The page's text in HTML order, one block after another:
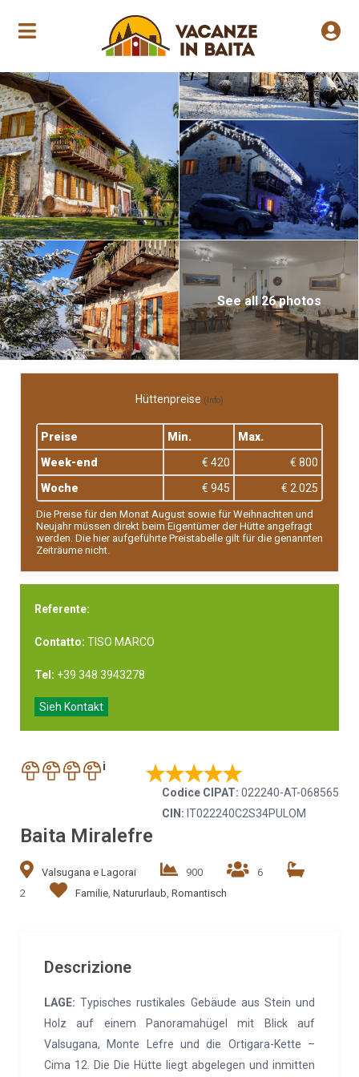
Jährliche Eröffnung
See all 26 photos
Hüttenpreise (Info)
Preise Min.
Max.
Week-end
€ 420
€ 800
Woche
€ 945 € 2.025
Die Preise für den Monat August sowie für Weihnachten und
Neujahr müssen direkt beim Eigentümer der Hütte angefragt
werden. Die hier aufgeführte Preistabelle gilt für die genannten
Zeiträume nicht.
Referente:
Contatto: TISO MARCO
Tel: +39 348 3943278
Sieh Kontakt
i
Codice CIPAT: 022240-AT-068565
CIN: IT022240C2S34PULOM
Baita Miralefre
Valsugana e Lagorai 900
6
2
Familie, Natururlaub, Romantisch
Descrizione
LAGE: Typisches rustikales Gebäude aus Stein und
Holz auf einem Panoramahügel mit Blick auf
Valsugana, Monte Lefre und die Ortigara-Kette –
Cima 12. Die Die Hütte liegt abgelegen und inmitten